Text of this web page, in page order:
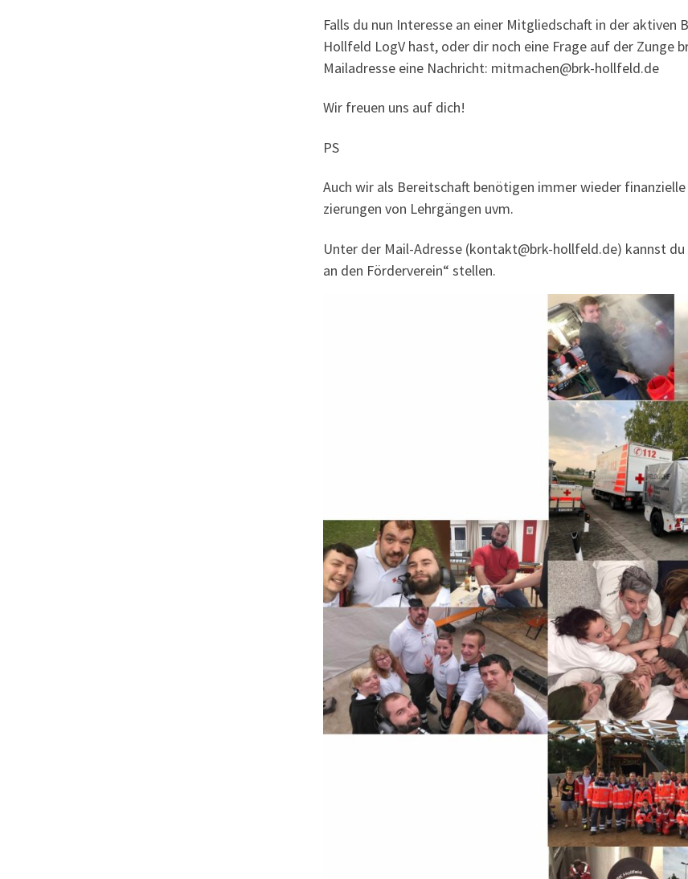
Falls du nun Inter­es­se an einer Mit­glied­schaft in der akti­ven
Holl­feld LogV hast, oder dir noch eine Fra­ge auf der Zun­ge
Mail­adres­se eine Nach­richt: mitmachen@brk-hollfeld.de
Wir freu­en uns auf dich!
PS
Auch wir als Bereit­schaft benö­ti­gen immer wie­der
zie­run­gen von Lehr­gän­gen uvm.
Unter der Mail-Adres­se (kontakt@brk-hollfeld.de) kannst
an den För­der­ver­ein“ stellen.